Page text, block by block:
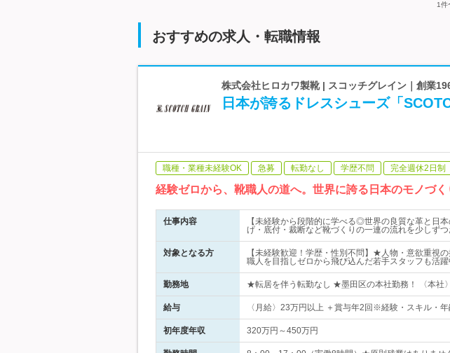
1件
おすすめの求人・転職情報
株式会社ヒロカワ製靴 | スコッチグレイン｜創業
日本が誇るドレスシューズ「
職種・業種未経験OK 急募 転勤なし 学歴不問 完全週休2日制
経験ゼロから、靴職人の道へ。世界に誇る日本のモノづ
仕事内容
【未経験から段階的に学べる◎世界の良質な革と日
げ・底付・裁断など靴づくりの一連の流れを少しず
対象となる方
【未経験歓迎！学歴・性別不問】★人物・意欲重
職人を目指しゼロから飛び込んだ若手スタッフも活躍
勤務地 ★転居を伴う転勤なし ★墨田区の本社勤務！ 〈本社
給与 〈月給〉23万円以上 ＋賞与年2回※経験・スキル・年
初年度年収 320万円～450万円